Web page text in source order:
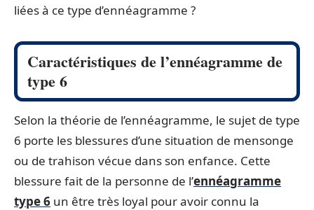
liées à ce type d’ennéagramme ?
Caractéristiques de l’ennéagramme de
type 6
Selon la théorie de l’ennéagramme, le sujet de type
6 porte les blessures d’une situation de mensonge
ou de trahison vécue dans son enfance. Cette
blessure fait de la personne de l’ennéagramme
type 6 un être très loyal pour avoir connu la